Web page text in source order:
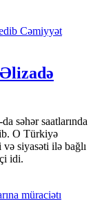
Cəmiyyət
səhər saatlarında
O Türkiyə
siyasəti ilə bağlı
idi.